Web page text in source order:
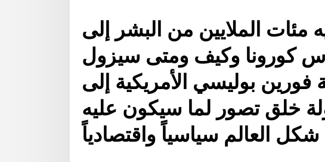
الملايين من البشر إلى
كورونا وكيف ومتى سيزول
بوليسي الأمريكية إلى
خلق تصور لما سيكون عليه
شكل العالم سياسياً واقتصادياً